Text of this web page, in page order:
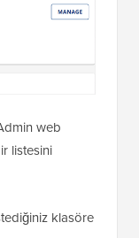
web
listesini
klasöre